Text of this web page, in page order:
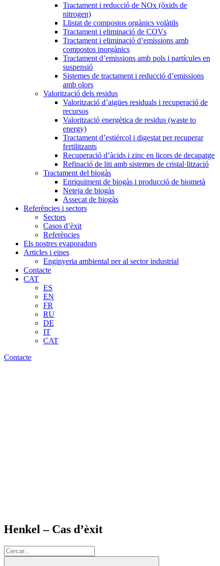
Tractament i reducció de NOx (òxids de
nitrogen)
Llistat de compostos orgànics volàtils
Tractament i eliminació de COVs
Tractament i eliminació d’emissions amb
compostos inorgànics
Tractament d’emissions amb pols i partícules en
suspensió
Sistemes de tractament i reducció d’emissions
amb olors
Valorització dels residus
Valorització d’aigües residuals i recuperació de
recursos
Valorització energètica de residus (waste to
energy)
Tractament d’estiércol i digestat per recuperar
fertilitzants
Recuperació d’àcids i zinc en licors de decapatge
Refinació de liti amb sistemes de cristal·lització
Tractament del biogàs
Enriquiment de biogàs i producció de biometà
Neteja de biogàs
Assecat de biogàs
Referències i sectors
Sectors
Casos d’èxit
Referències
Els nostres evaporadors
Articles i eines
Enginyeria ambiental per al sector industrial
Contacte
CAT
ES
EN
FR
RU
DE
IT
CAT
Contacte
Henkel – Cas d’èxit
Cerca: